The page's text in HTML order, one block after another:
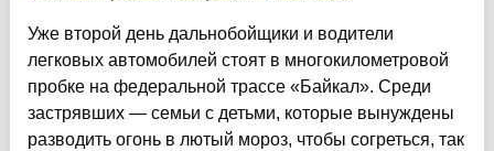
Уже второй день дальнобойщики и водители
легковых автомобилей стоят в многокилометровой
пробке на федеральной трассе «Байкал». Среди
застрявших — семьи с детьми, которые вынуждены
разводить огонь в лютый мороз, чтобы согреться, так